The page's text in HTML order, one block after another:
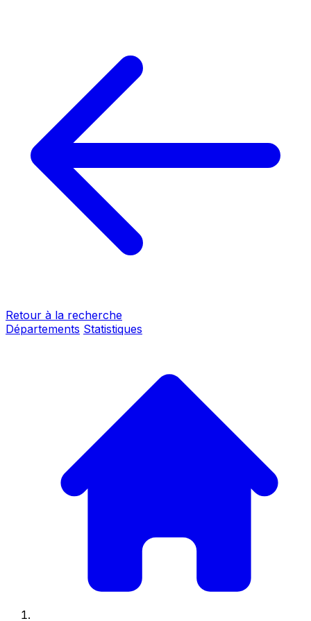
Retour à la recherche
Départements Statistiques